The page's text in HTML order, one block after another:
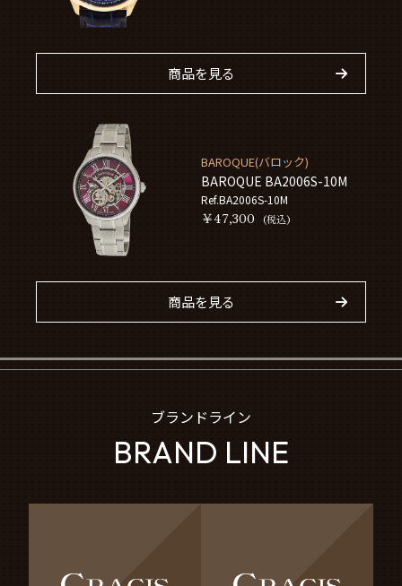
商品を見る
BAROQUE(バロック)
BAROQUE BA2006S-10M
Ref.BA2006S-10M
￥47,300 (税込)
商品を見る
ブランドライン
BRAND LINE